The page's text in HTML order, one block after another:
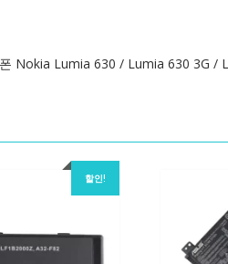
Nokia Lumia 630 / Lumia 630 3G
할인!